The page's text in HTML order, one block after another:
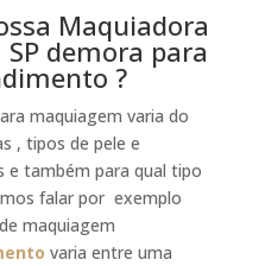
Maquiadora
demora para
?
maquiagem varia do
, tipos de pele e
e também para qual tipo
falar por exemplo
maquiagem
varia entre uma